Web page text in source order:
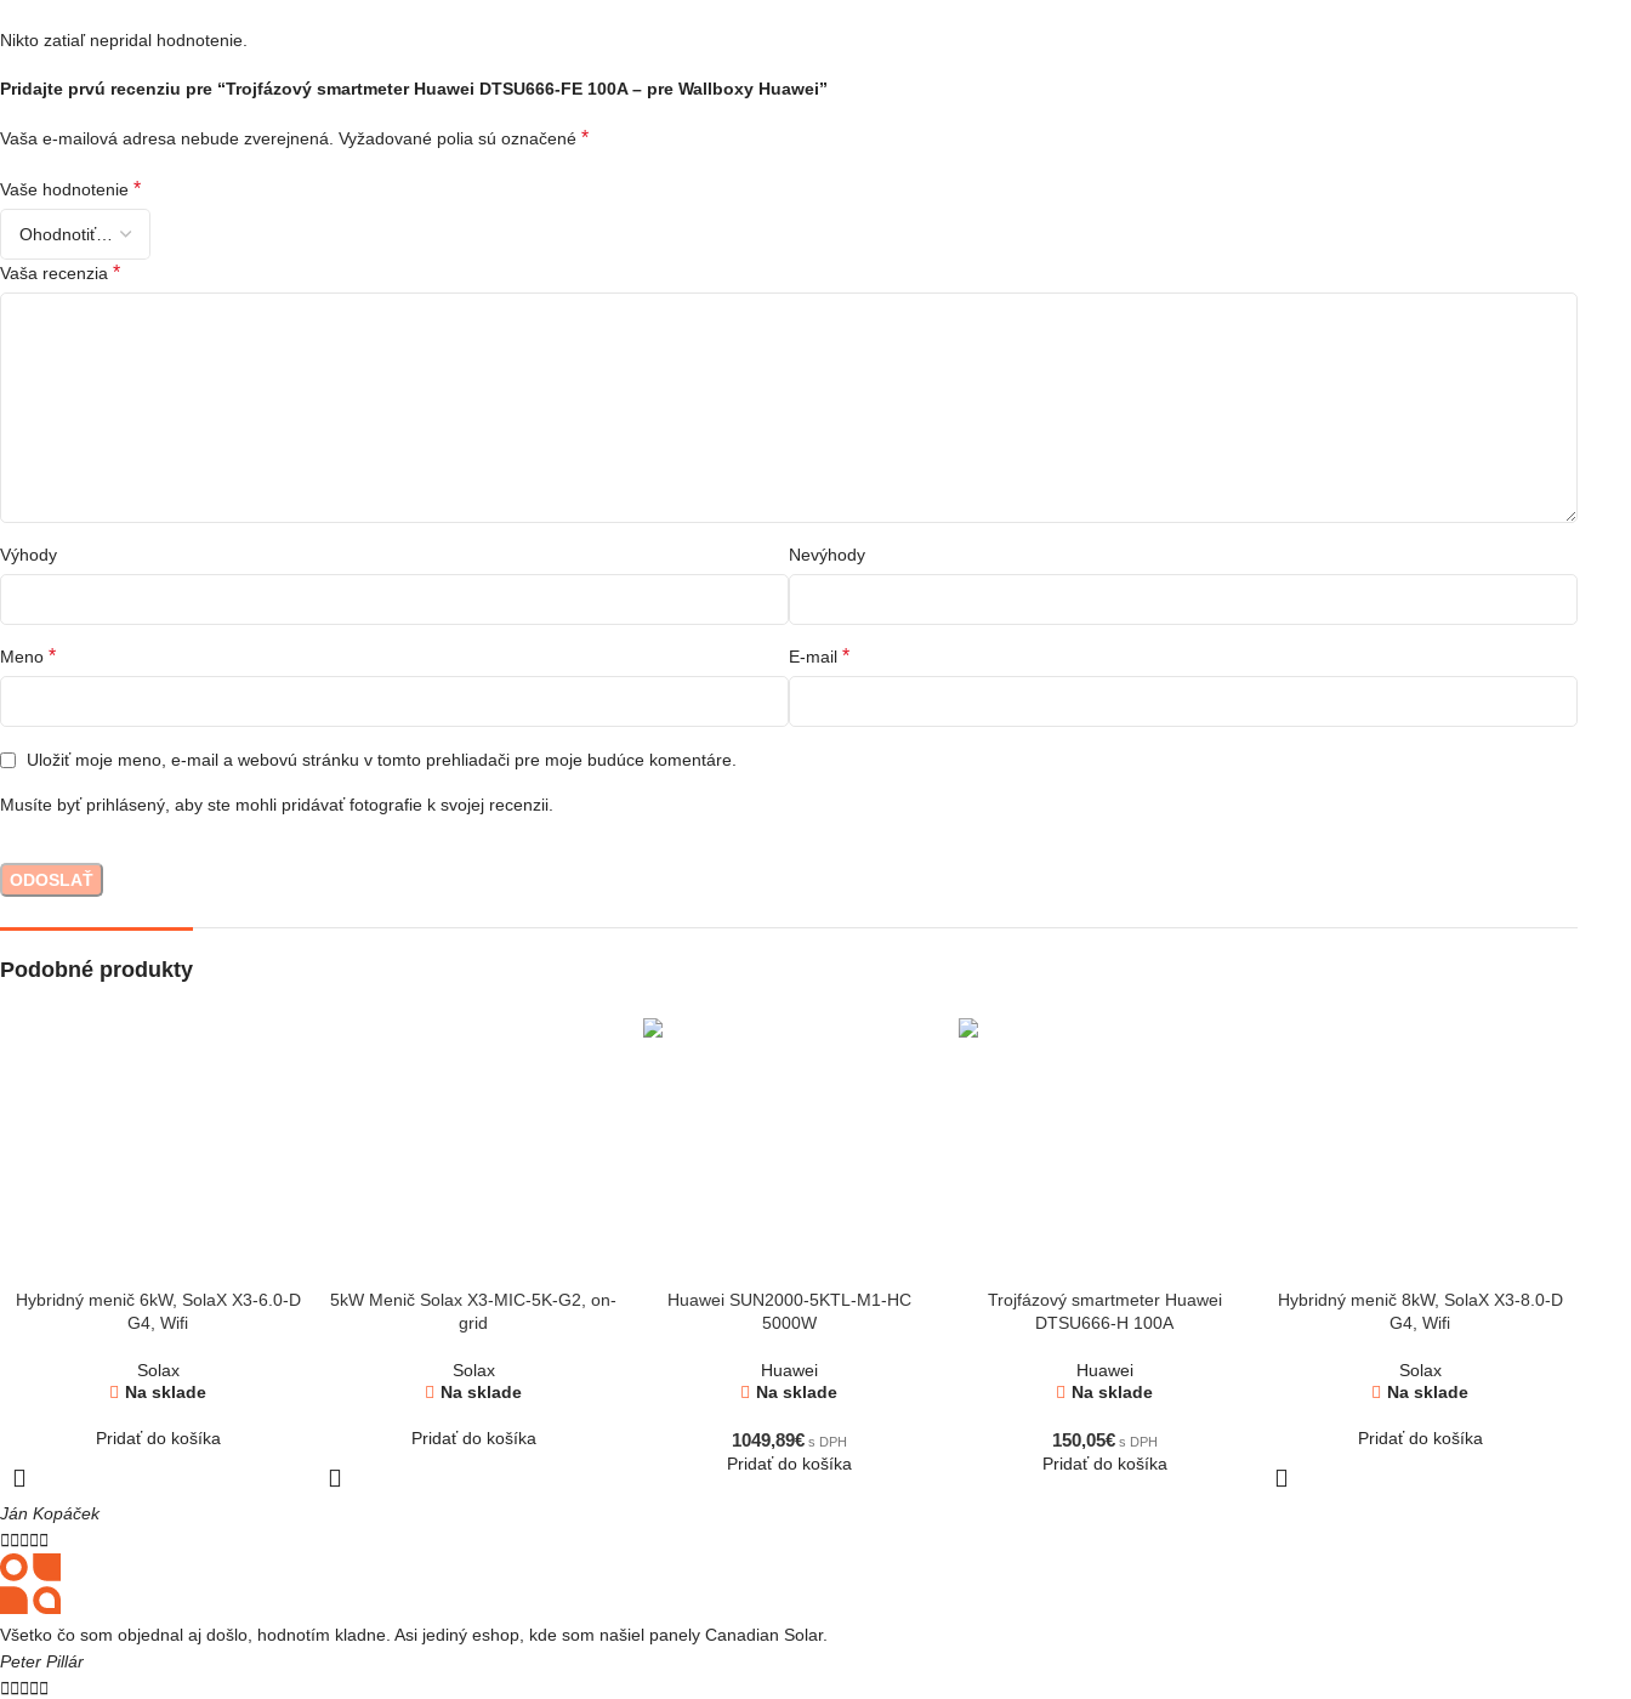
Nikto zatiaľ nepridal hodnotenie.
Pridajte prvú recenziu pre “Trojfázový smartmeter Huawei DTSU666-FE 100A – pre Wallboxy Huawei”
Vaša e-mailová adresa nebude zverejnená. Vyžadované polia sú označené *
Vaše hodnotenie *
Vaša recenzia *
Výhody Nevýhody
Meno * E-mail *
Uložiť moje meno, e-mail a webovú stránku v tomto prehliadači pre moje budúce komentáre.
Musíte byť prihlásený, aby ste mohli pridávať fotografie k svojej recenzii.
Podobné produkty
Hybridný menič 6kW, SolaX X3-6.0-D
G4, Wifi
Solax
Na sklade
Pridať do košíka
5kW Menič Solax X3-MIC-5K-G2, on-
grid
Solax
Na sklade
Pridať do košíka
Huawei SUN2000-5KTL-M1-HC
5000W
Huawei
Na sklade
1049,89€s DPH
Pridať do košíka
Trojfázový smartmeter Huawei
DTSU666-H 100A
Huawei
Na sklade
150,05€s DPH
Pridať do košíka
Hybridný menič 8kW, SolaX X3-8.0-D
G4, Wifi
Solax
Na sklade
Pridať do košíka
Ján Kopáček

Všetko čo som objednal aj došlo, hodnotím kladne. Asi jediný eshop, kde som našiel panely Canadian Solar.
Peter Pillár
